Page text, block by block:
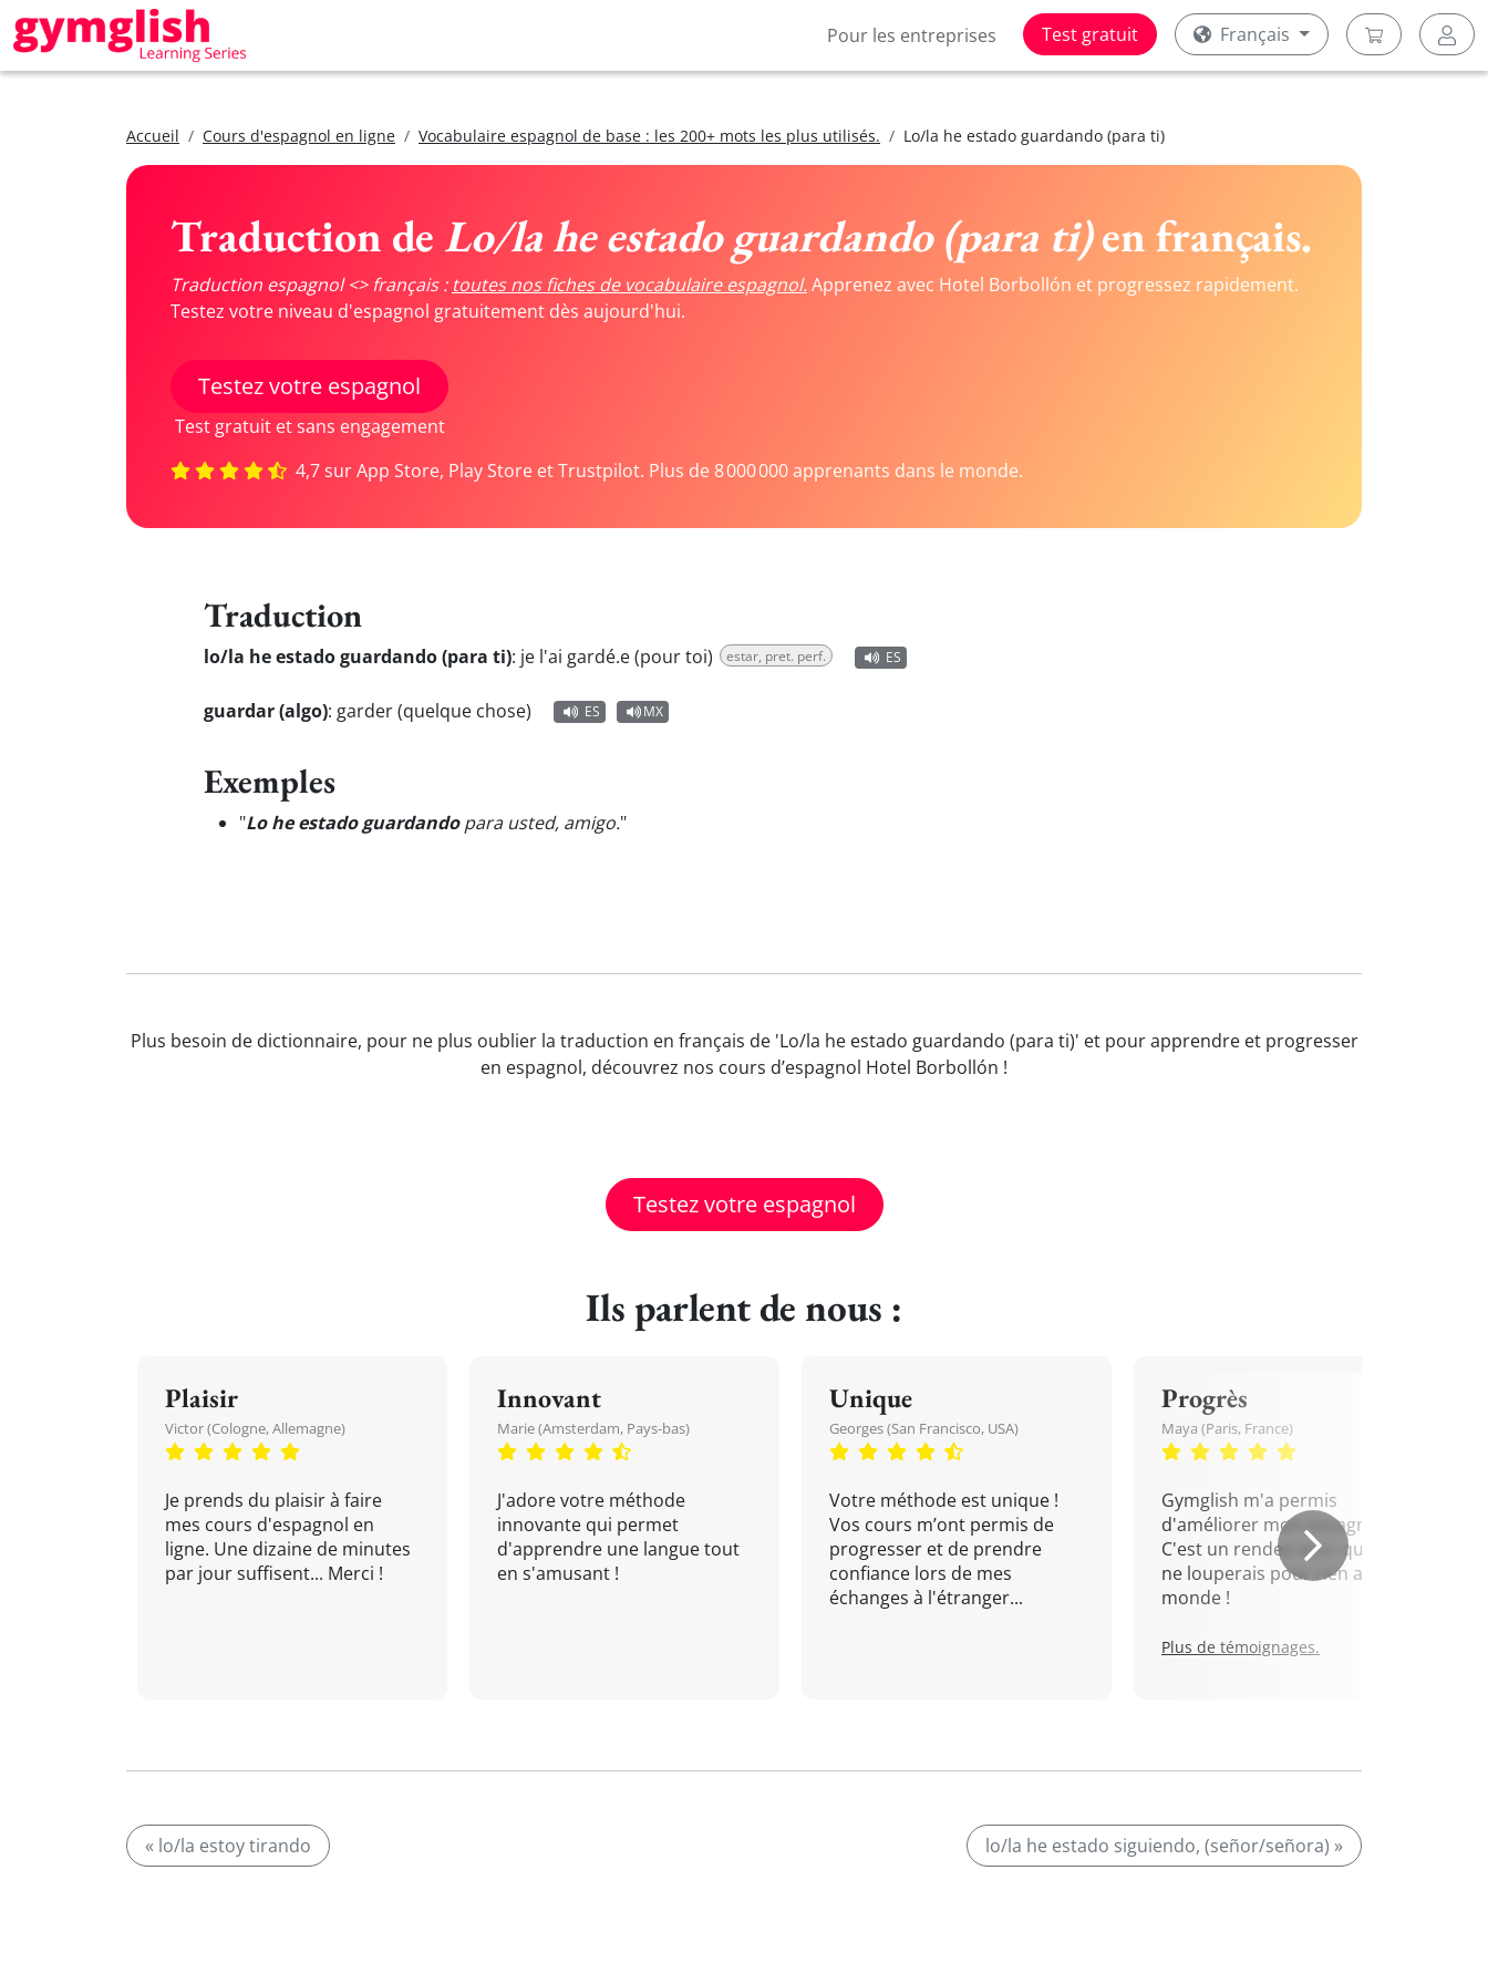
Pour les entreprises Test gratuit Français
Accueil Cours d'espagnol en ligne Vocabulaire espagnol de base : les 200+ mots les plus utilisés. Lo/la he estado guardando (para ti)
Traduction de Lo/la he estado guardando (para ti)en français.
Traduction espagnol <> français : toutes nos fiches de vocabulaire espagnol.Apprenez avec Hotel Borbollón et progressez rapidement.
Testez votre niveau d'espagnol gratuitement dès aujourd'hui.
Testez votre espagnol
Test gratuit et sans engagement
4,7 sur App Store, Play Store et Trustpilot. Plus de 8 000 000 apprenants dans le monde.
Traduction
lo/la he estado guardando (para ti): je l'ai gardé.e (pour toi) estar, pret. perf. ES
guardar (algo): garder (quelque chose) ES MX
Exemples
"Lo he estado guardandopara usted, amigo."
Plus besoin de dictionnaire, pour ne plus oublier la traduction en français de 'Lo/la he estado guardando (para ti)' et pour apprendre et progresser
en espagnol, découvrez nos cours d’espagnol Hotel Borbollón !
Testez votre espagnol
Ils parlent de nous :
Plaisir
Victor (Cologne, Allemagne)
Je prends du plaisir à faire
mes cours d'espagnol en
ligne. Une dizaine de minutes
par jour suffisent... Merci !
Innovant
Marie (Amsterdam, Pays-bas)
J'adore votre méthode
innovante qui permet
d'apprendre une langue tout
en s'amusant !
Unique
Georges (San Francisco, USA)
Votre méthode est unique !
Vos cours m’ont permis de
progresser et de prendre
confiance lors de mes
échanges à l'étranger...
Progrès
Maya (Paris, France)
Gymglish m'a permis
d'améliorer mon espagnol.
C'est un rendez-vous que je
ne louperais pour rien au
monde !
Plus de témoignages.
« lo/la estoy tirando lo/la he estado siguiendo, (señor/señora) »